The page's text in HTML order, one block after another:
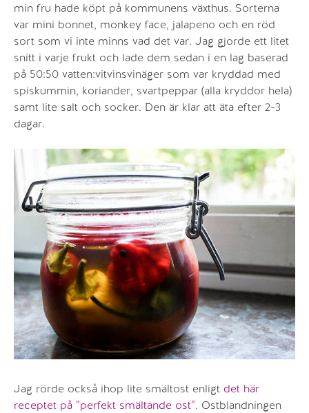
min fru hade köpt på kommunens växthus. Sorterna
var mini bonnet, monkey face, jalapeno och en röd
sort som vi inte minns vad det var. Jag gjorde ett litet
snitt i varje frukt och lade dem sedan i en lag baserad
på 50:50 vatten:vitvinsvinäger som var kryddad med
spiskummin, koriander, svartpeppar (alla kryddor hela)
samt lite salt och socker. Den är klar att äta efter 2-3
dagar.
Jag rörde också ihop lite smältost enligt det här
receptet på ”perfekt smältande ost”. Ostblandningen